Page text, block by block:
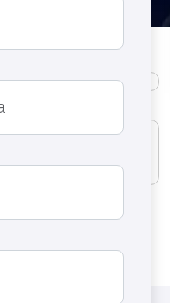
Next
Makinası